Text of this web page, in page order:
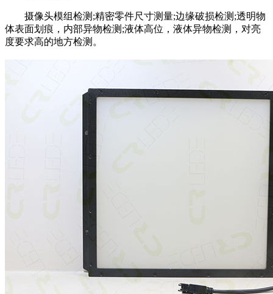
摄像头模组检测;精密零件尺寸测量;边缘破损检测;透明物
体表面划痕，内部异物检测;液体高位，液体异物检测，对亮
度要求高的地方检测。